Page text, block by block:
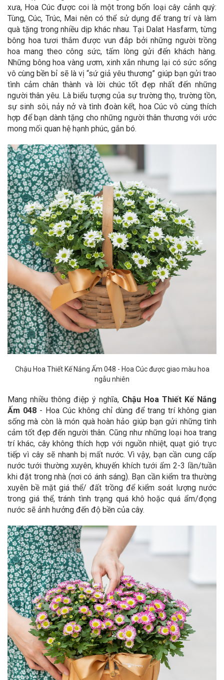
xưa, Hoa Cúc được coi là một trong bốn loại cây cảnh quý:
Tùng, Cúc, Trúc, Mai nên có thể sử dụng để trang trí và làm
quà tặng trong nhiều dịp khác nhau. Tại Dalat Hasfarm, từng
bông hoa tươi thắm được vun đắp bởi những người trồng
hoa mang theo công sức, tấm lòng gửi đến khách hàng.
Những bông hoa vàng ươm, xinh xắn nhưng lại có sức sống
vô cùng bền bỉ sẽ là vị “sứ giả yêu thương” giúp bạn gửi trao
tình cảm chân thành và lời chúc tốt đẹp nhất đến những
người thân yêu. Là biểu tượng của sự trường thọ, trường tồn,
sự sinh sôi, nảy nở và tình đoàn kết, hoa Cúc vô cùng thích
hợp để bạn dành tặng cho những người thân thương với ước
mong mối quan hệ hạnh phúc, gắn bó.
Chậu Hoa Thiết Kế Nắng Ấm 048 - Hoa Cúc được giao màu hoa
ngẫu nhiên
Mang nhiều thông điệp ý nghĩa, Chậu Hoa Thiết Kế Nắng
Ấm 048 - Hoa Cúc không chỉ dùng để trang trí không gian
sống mà còn là món quà hoàn hảo giúp bạn gửi những tình
cảm tốt đẹp đến người thân. Cũng như những loại hoa trang
trí khác, cây không thích hợp với nguồn nhiệt, quạt gió trực
tiếp vì cây sẽ nhanh bị mất nước. Vì vậy, bạn cần cung cấp
nước tưới thường xuyên, khuyến khích tưới ẩm 2-3 lần/tuần
khi đặt trong nhà (nơi có ánh sáng). Bạn cần kiểm tra thường
xuyên bề mặt giá thể/ đất trồng để kiểm soát lượng nước
trong giá thể, tránh tình trạng quá khô hoặc quá ẩm/đọng
nước sẽ ảnh hưởng đến độ bền của cây.